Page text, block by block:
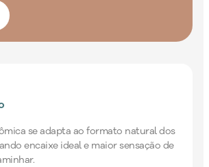
se adapta ao formato natural dos
encaixe ideal e maior sensação de